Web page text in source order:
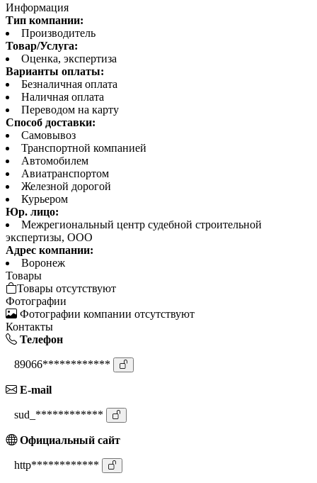
Информация
Тип компании:
Производитель
Товар/Услуга:
Оценка, экспертиза
Варианты оплаты:
Безналичная оплата
Наличная оплата
Переводом на карту
Способ доставки:
Самовывоз
Транспортной компанией
Автомобилем
Авиатранспортом
Железной дорогой
Курьером
Юр. лицо:
Межрегиональный центр судебной строительной
экспертизы, ООО
Адрес компании:
Воронеж
Товары
Товары отсутствуют
Фотографии
Фотографии компании отсутствуют
Контакты
Телефон
89066************
E-mail
sud_************
Официальный сайт
http************